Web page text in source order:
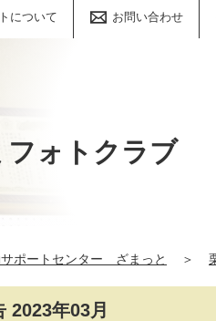
について お問い合わせ
フォトクラブ
ポートセンター ざまっと ＞
2023年03月